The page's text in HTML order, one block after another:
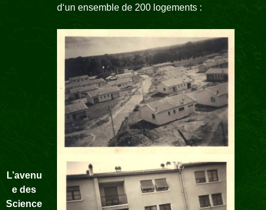
d‘un ensemble de 200 logements :
L’avenu
e des
Science